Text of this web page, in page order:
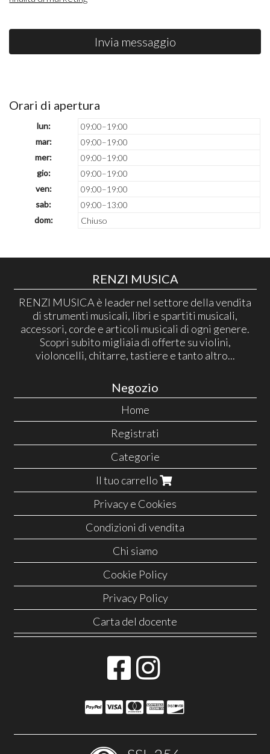
Invia messaggio
Orari di apertura
lun:
09:00–19:00
mar:
09:00–19:00
mer:
09:00–19:00
gio:
09:00–19:00
ven:
09:00–19:00
sab:
09:00–13:00
dom:
Chiuso
RENZI MUSICA
RENZI MUSICA è leader nel settore della vendita
di strumenti musicali, libri e spartiti musicali,
accessori, corde e articoli musicali di ogni genere.
Scopri subito migliaia di offerte su violini,
violoncelli, chitarre, tastiere e tanto altro...
Negozio
Home
Registrati
Categorie
Il tuo carrello
Privacy e Cookies
Condizioni di vendita
Chi siamo
Cookie Policy
Privacy Policy
Carta del docente